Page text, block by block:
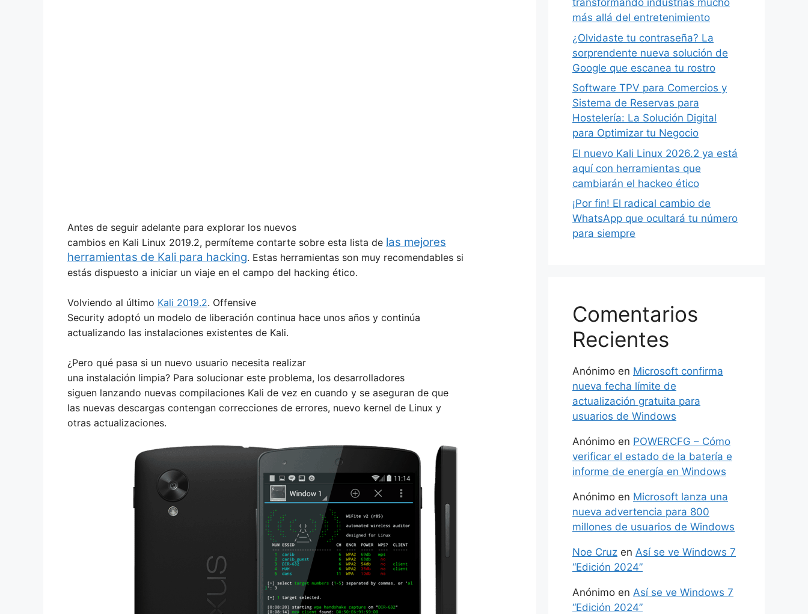
Antes de seguir adelante para explorar los nuevos
cambios en Kali Linux 2019.2, permíteme contarte sobre esta lista de las mejores
herramientas de Kali para hacking. Estas herramientas son muy recomendables si
estás dispuesto a iniciar un viaje en el campo del hacking ético.
Volviendo al último Kali 2019.2. Offensive
Security adoptó un modelo de liberación continua hace unos años y continúa
actualizando las instalaciones existentes de Kali.
¿Pero qué pasa si un nuevo usuario necesita realizar
una instalación limpia? Para solucionar este problema, los desarrolladores
siguen lanzando nuevas compilaciones Kali de vez en cuando y se aseguran de que
las nuevas descargas contengan correcciones de errores, nuevo kernel de Linux y
otras actualizaciones.
transformando industrias mucho
más allá del entretenimiento
¿Olvidaste tu contraseña? La
sorprendente nueva solución de
Google que escanea tu rostro
Software TPV para Comercios y
Sistema de Reservas para
Hostelería: La Solución Digital
para Optimizar tu Negocio
El nuevo Kali Linux 2026.2 ya está
aquí con herramientas que
cambiarán el hackeo ético
¡Por fin! El radical cambio de
WhatsApp que ocultará tu número
para siempre
Comentarios
Recientes
Anónimo en Microsoft confirma
nueva fecha límite de
actualización gratuita para
usuarios de Windows
Anónimo en POWERCFG – Cómo
verificar el estado de la batería e
informe de energía en Windows
Anónimo en Microsoft lanza una
nueva advertencia para 800
millones de usuarios de Windows
Noe Cruz en Así se ve Windows 7
“Edición 2024”
Anónimo en Así se ve Windows 7
“Edición 2024”